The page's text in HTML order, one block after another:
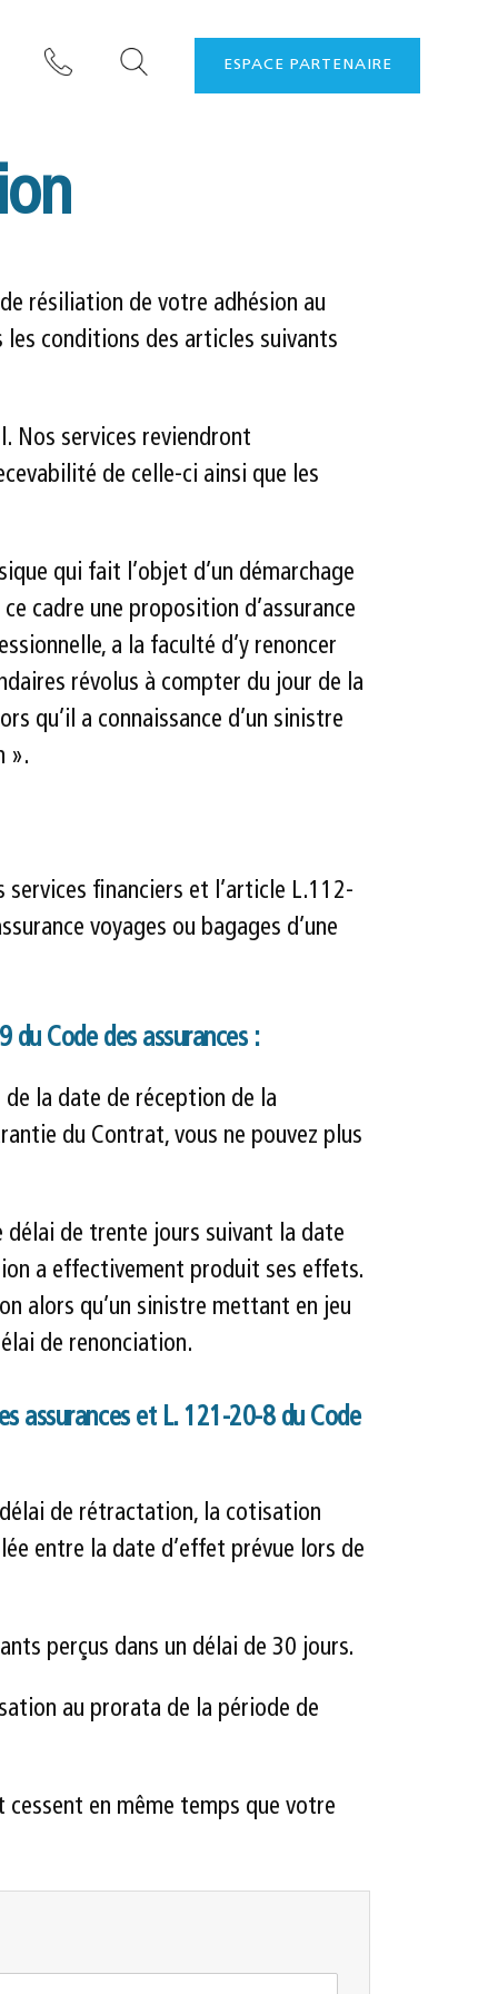
ESPACE PARTENAIRE
résiliation de votre adhésion au
conditions des articles suivants
Nos services reviendront
de celle-ci ainsi que les
qui fait l’objet d’un démarchage
cadre une proposition d’assurance
a la faculté d’y renoncer
révolus à compter du jour de la
qu’il a connaissance d’un sinistre
».
financiers et l’article L.112-
voyages ou bagages d’une
du Code des assurances :
la date de réception de la
du Contrat, vous ne pouvez plus
délai de trente jours suivant la date
a effectivement produit ses effets.
alors qu’un sinistre mettant en jeu
de renonciation.
assurances et L. 121-20-8 du Code
de rétractation, la cotisation
entre la date d’effet prévue lors de
perçus dans un délai de 30 jours.
au prorata de la période de
en même temps que votre